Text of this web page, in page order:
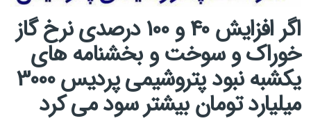
اگر افزایش 40 و 100 درصدی نرخ گاز
خوراک و سوخت و بخشنامه های
یکشبه نبود پتروشیمی پردیس 3000
میلیارد تومان بیشتر سود می کرد